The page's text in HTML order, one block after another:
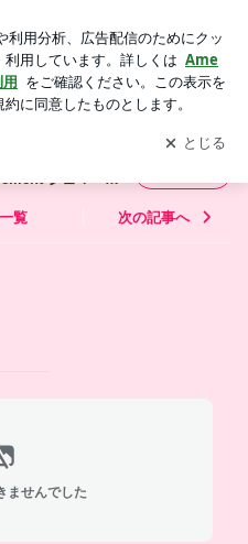
ジェマーシュリブレモン"
の更新通知
を受け取りまし
開く
ジェマーシ
一覧 次の記事へ
ませんでした